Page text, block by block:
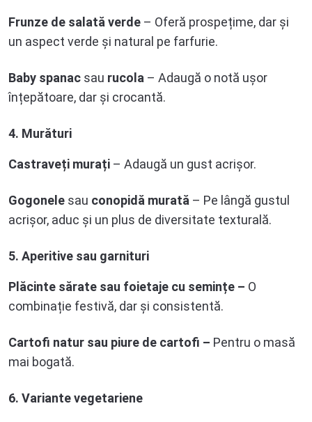
Frunze de salată verde – Oferă prospețime, dar și
un aspect verde și natural pe farfurie.
Baby spanac sau rucola – Adaugă o notă ușor
înțepătoare, dar și crocantă.
4. Murături
Castraveți murați – Adaugă un gust acrișor.
Gogonele sau conopidă murată – Pe lângă gustul
acrișor, aduc și un plus de diversitate texturală.
5. Aperitive sau garnituri
Plăcinte sărate sau foietaje cu semințe – O
combinație festivă, dar și consistentă.
Cartofi natur sau piure de cartofi – Pentru o masă
mai bogată.
6. Variante vegetariene